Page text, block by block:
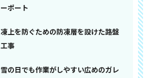
ーポート
凍上を防ぐための防凍層を設けた路盤
工事
雪の日でも作業がしやすい広めのガレ